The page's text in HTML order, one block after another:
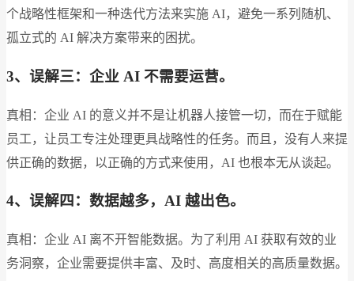
个战略性框架和一种迭代方法来实施 AI，避免一系列随机、
孤立式的 AI 解决方案带来的困扰。
3、误解三：企业 AI 不需要运营。
真相：企业 AI 的意义并不是让机器人接管一切，而在于赋能
员工，让员工专注处理更具战略性的任务。而且，没有人来提
供正确的数据，以正确的方式来使用，AI 也根本无从谈起。
4、误解四：数据越多，AI 越出色。
真相：企业 AI 离不开智能数据。为了利用 AI 获取有效的业
务洞察，企业需要提供丰富、及时、高度相关的高质量数据。